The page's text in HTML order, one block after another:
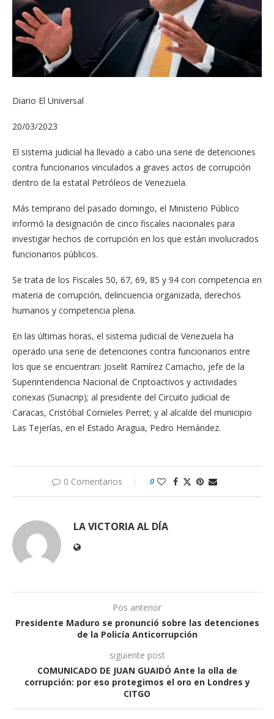
Diario El Universal
20/03/2023
El sistema judicial ha llevado a cabo una serie de detenciones
contra funcionarios vinculados a graves actos de corrupción
dentro de la estatal Petróleos de Venezuela.
Más temprano del pasado domingo, el Ministerio Público
informó la designación de cinco fiscales nacionales para
investigar hechos de corrupción en los que están involucrados
funcionarios públicos.
Se trata de los Fiscales 50, 67, 69, 85 y 94 con competencia en
materia de corrupción, delincuencia organizada, derechos
humanos y competencia plena.
En las últimas horas, el sistema judicial de Venezuela ha
operado una serie de detenciones contra funcionarios entre
los que se encuentran: Joselit Ramírez Camacho, jefe de la
Superintendencia Nacional de Criptoactivos y actividades
conexas (Sunacrip); al presidente del Circuito judicial de
Caracas, Cristóbal Cornieles Perret; y al alcalde del municipio
Las Tejerías, en el Estado Aragua, Pedro Hernández.
0 Comentarios 0
LA VICTORIA AL DÍA
Pos anterior
Presidente Maduro se pronunció sobre las detenciones
de la Policía Anticorrupción
siguiente post
COMUNICADO DE JUAN GUAIDÓ Ante la olla de
corrupción: por eso protegimos el oro en Londres y
CITGO